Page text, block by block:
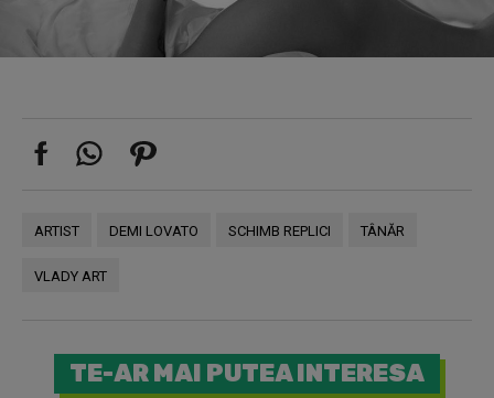
ARTIST DEMI LOVATO SCHIMB REPLICI TÂNĂR
VLADY ART
TE-AR MAI PUTEA INTERESA